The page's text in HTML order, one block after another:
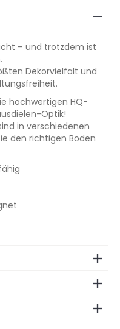
– und trotzdem ist
Dekorvielfalt und
hochwertigen HQ-
Optik!
in verschiedenen
den richtigen Boden